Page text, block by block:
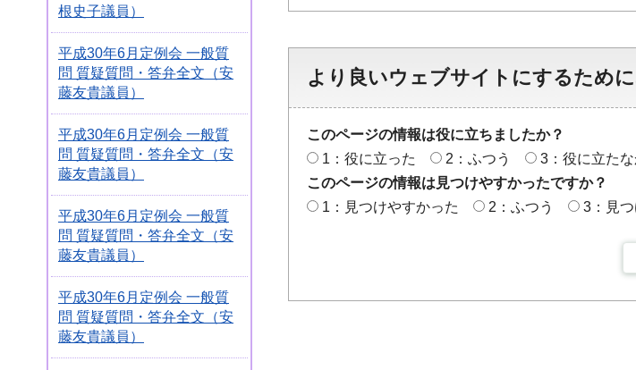
根史子議員）
平成30年6月定例会 一般質
問 質疑質問・答弁全文（安
藤友貴議員）
平成30年6月定例会 一般質
問 質疑質問・答弁全文（安
藤友貴議員）
平成30年6月定例会 一般質
問 質疑質問・答弁全文（安
藤友貴議員）
平成30年6月定例会 一般質
問 質疑質問・答弁全文（安
藤友貴議員）
より良いウェブサイトにするため
このページの情報は役に立ちましたか？
1：役に立った
2：ふつう
3：役に立た
このページの情報は見つけやすかったですか？
1：見つけやすかった
2：ふつう 3：見